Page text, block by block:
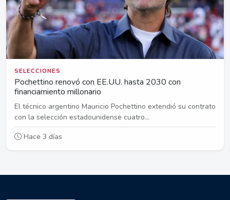
SELECCIONES
Pochettino renovó con EE.UU. hasta 2030 con
financiamiento millonario
El técnico argentino Mauricio Pochettino extendió su contrato
con la selección estadounidense cuatro...
Hace 3 días